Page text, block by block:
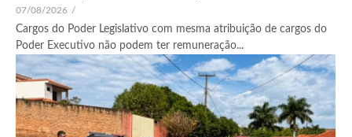
07/08/2026 /
Cargos do Poder Legislativo com mesma atribuição de cargos do
Poder Executivo não podem ter remuneração...